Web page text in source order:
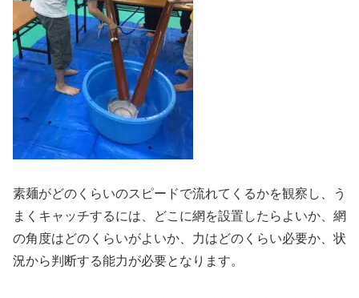
素麺がどのくらいのスピードで流れてくるかを観察し、う
まくキャッチするには、どこに網を設置したらよいか、網
の角度はどのくらいがよいか、力はどのくらい必要か、状
況から判断する能力が必要となります。